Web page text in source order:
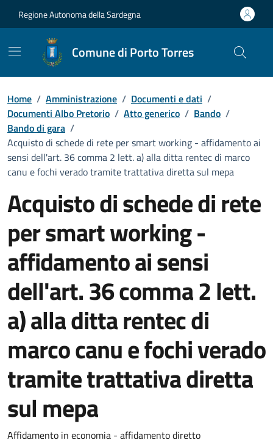
Regione Autonoma della Sardegna
Comune di Porto Torres
Home / Amministrazione / Documenti e dati /
Documenti Albo Pretorio / Atto generico / Bando /
Bando di gara /
Acquisto di schede di rete per smart working - affidamento ai
sensi dell'art. 36 comma 2 lett. a) alla ditta rentec di marco
canu e fochi verado tramite trattativa diretta sul mepa
Acquisto di schede di rete
per smart working -
affidamento ai sensi
dell'art. 36 comma 2 lett.
a) alla ditta rentec di
marco canu e fochi verado
tramite trattativa diretta
sul mepa
Dettaglio del documento
Affidamento in economia - affidamento diretto